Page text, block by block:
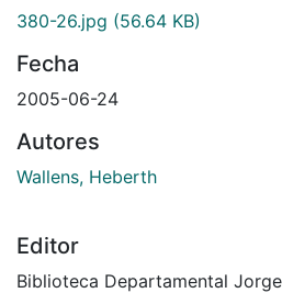
380-26.jpg (56.64 KB)
Fecha
2005-06-24
Autores
Wallens, Heberth
Editor
Biblioteca Departamental